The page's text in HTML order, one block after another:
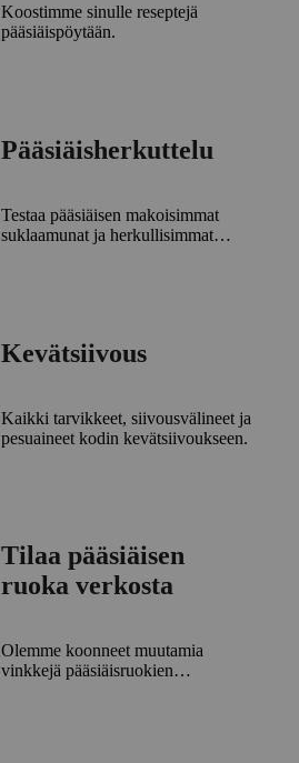
Koostimme sinulle reseptejä
pääsiäispöytään.
Pääsiäisherkuttelu
Testaa pääsiäisen makoisimmat
suklaamunat ja herkullisimmat
Kevätsiivous
Kaikki tarvikkeet, siivousvälineet ja
pesuaineet kodin kevätsiivoukseen.
Tilaa pääsiäisen
ruoka verkosta
Olemme koonneet muutamia
vinkkejä pääsiäisruokien